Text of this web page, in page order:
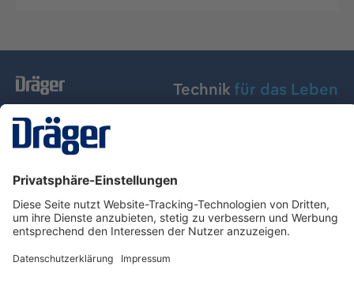
Technik für das Leben
Dräger Austria GmbH
Über Dräger
Informationen